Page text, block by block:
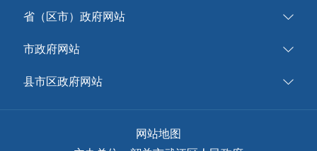
省（区市）政府网站
市政府网站
县市区政府网站
网站地图